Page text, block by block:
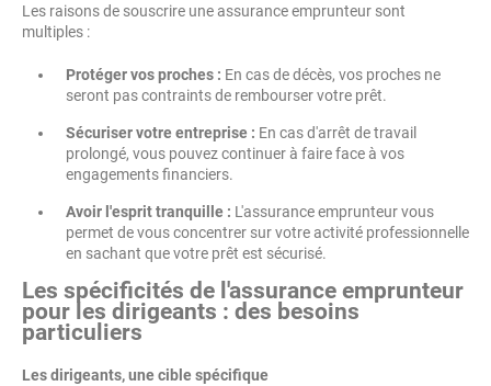
Les raisons de souscrire une assurance emprunteur sont
multiples :
Protéger vos proches : En cas de décès, vos proches ne
seront pas contraints de rembourser votre prêt.
Sécuriser votre entreprise : En cas d'arrêt de travail
prolongé, vous pouvez continuer à faire face à vos
engagements financiers.
Avoir l'esprit tranquille : L'assurance emprunteur vous
permet de vous concentrer sur votre activité professionnelle
en sachant que votre prêt est sécurisé.
Les spécificités de l'assurance emprunteur
pour les dirigeants : des besoins
particuliers
Les dirigeants, une cible spécifique